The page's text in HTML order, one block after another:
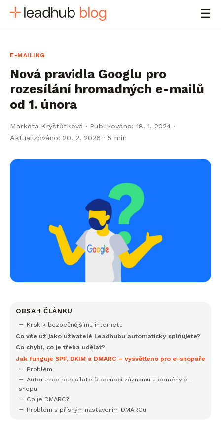
☰
E-MAILING
Nová pravidla Googlu pro
rozesílání hromadných e-mailů
od 1. února
Markéta Kryštůfková · Publikováno: 18. 1. 2024 ·
Aktualizováno: 20. 2. 2026 · 5 min
OBSAH ČLÁNKU
Krok k bezpečnějšímu internetu
Co vše už jako uživatelé Leadhubu automaticky splňujete?
Co chybí, co je třeba udělat?
Jak funguje SPF, DKIM a DMARC – vysvětleno pro e-shopaře
Problém
Autorizace rozesílatelů pomocí záznamu u domény e-
shopu
Co je DMARC?
Problém s přísným nastavením DMARCu